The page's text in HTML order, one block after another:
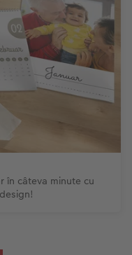
în câteva minute cu